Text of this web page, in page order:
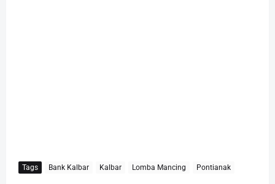
Tags Bank Kalbar Kalbar Lomba Mancing Pontianak